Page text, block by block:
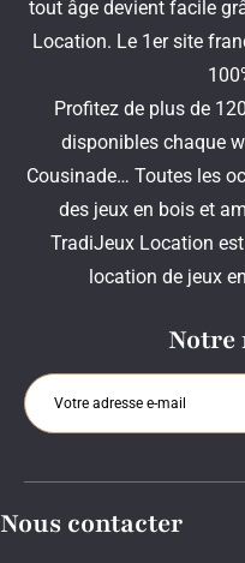
tout âge devient facile
Location. Le 1er site
Profitez de plus de
disponibles chaque
Cousinade… Toutes les
des jeux en bois et
TradiJeux Location
location de jeux
Notre
Nous contacter